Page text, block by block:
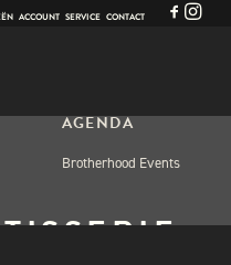
ACCOUNT SERVICE CONTACT
AGENDA
Brotherhood Events